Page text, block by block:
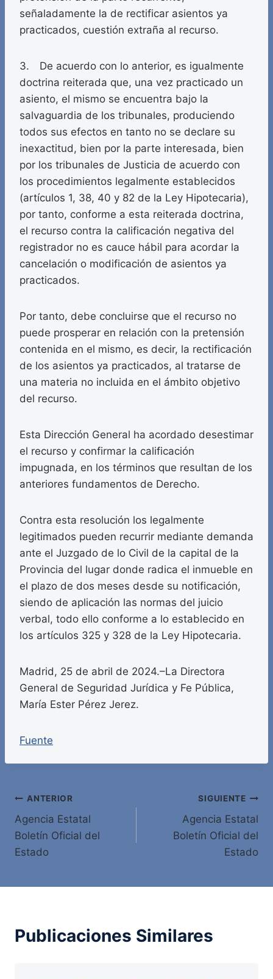
señaladamente la de rectificar asientos ya
practicados, cuestión extraña al recurso.
3. De acuerdo con lo anterior, es igualmente
doctrina reiterada que, una vez practicado un
asiento, el mismo se encuentra bajo la
salvaguardia de los tribunales, produciendo
todos sus efectos en tanto no se declare su
inexactitud, bien por la parte interesada, bien
por los tribunales de Justicia de acuerdo con
los procedimientos legalmente establecidos
(artículos 1, 38, 40 y 82 de la Ley Hipotecaria),
por tanto, conforme a esta reiterada doctrina,
el recurso contra la calificación negativa del
registrador no es cauce hábil para acordar la
cancelación o modificación de asientos ya
practicados.
Por tanto, debe concluirse que el recurso no
puede prosperar en relación con la pretensión
contenida en el mismo, es decir, la rectificación
de los asientos ya practicados, al tratarse de
una materia no incluida en el ámbito objetivo
del recurso.
Esta Dirección General ha acordado desestimar
el recurso y confirmar la calificación
impugnada, en los términos que resultan de los
anteriores fundamentos de Derecho.
Contra esta resolución los legalmente
legitimados pueden recurrir mediante demanda
ante el Juzgado de lo Civil de la capital de la
Provincia del lugar donde radica el inmueble en
el plazo de dos meses desde su notificación,
siendo de aplicación las normas del juicio
verbal, todo ello conforme a lo establecido en
los artículos 325 y 328 de la Ley Hipotecaria.
Madrid, 25 de abril de 2024.–La Directora
General de Seguridad Jurídica y Fe Pública,
María Ester Pérez Jerez.
Fuente
Navegación
de
entradas
ANTERIOR
Agencia Estatal
Boletín Oficial del
Estado
SIGUIENTE
Agencia Estatal
Boletín Oficial del
Estado
Publicaciones Similares